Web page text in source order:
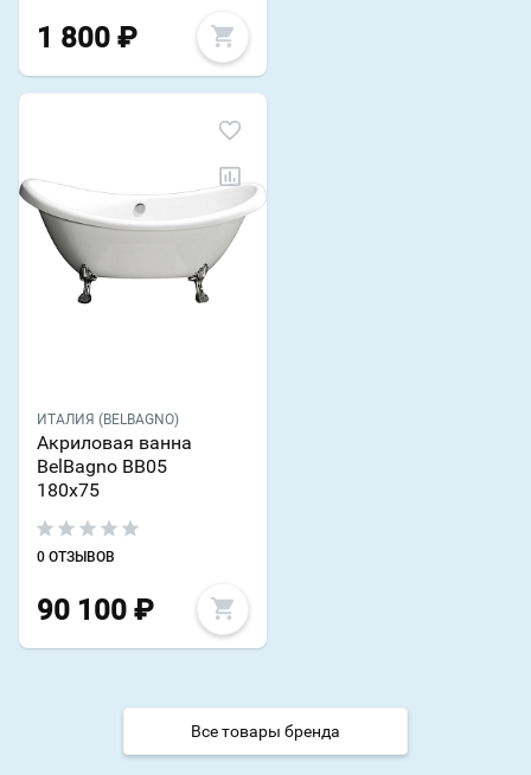
1 800 ₽
ИТАЛИЯ (BELBAGNO)
Акриловая ванна
BelBagno BB05
180х75
0 ОТЗЫВОВ
90 100 ₽
Все товары бренда